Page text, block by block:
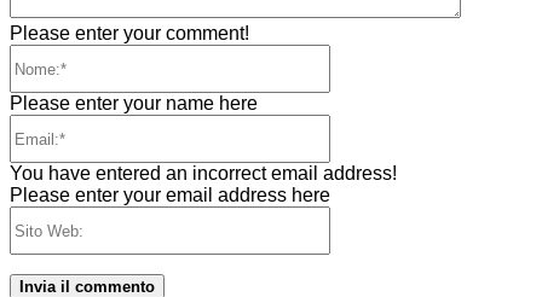
Please enter your comment!
Please enter your name here
You have entered an incorrect email address!
Please enter your email address here